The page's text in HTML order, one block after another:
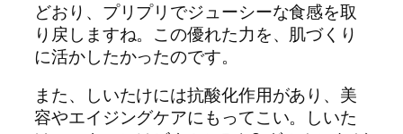
どおり、プリプリでジューシーな食感を取
り戻しますね。この優れた力を、肌づくり
に活かしたかったのです。
また、しいたけには抗酸化作用があり、美
容やエイジングケアにもってこい。しいた